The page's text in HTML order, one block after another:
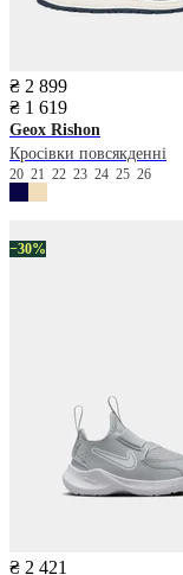
₴ 2 899
₴ 1 619
Geox Rishon
Кросівки повсякденні
20 21 22 23 24 25 26
−30%
₴ 2 421